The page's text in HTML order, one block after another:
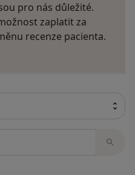
pro nás důležité.
zaplatit za
recenze pacienta.